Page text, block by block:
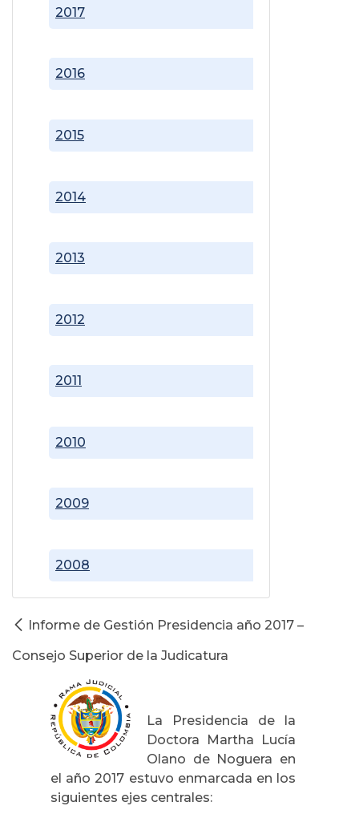
2008
2009
2010
2011
2012
2013
2014
2015
2016
2017
Informe de Gestión Presidencia año 2017 –
Consejo Superior de la Judicatura
La Presidencia de la
Doctora Martha Lucía
Olano de Noguera en
el año 2017 estuvo enmarcada en los
siguientes ejes centrales: